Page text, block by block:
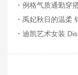
· 例格气质通勤穿
· 禹妃秋日的温柔
· 迪凯艺术女装